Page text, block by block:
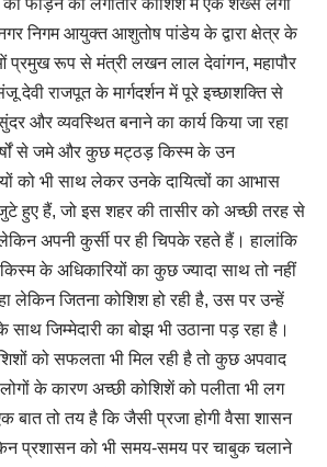
को फोड़ने की लगातार कोशिश में एक शख्स लगा
निगम आयुक्त आशुतोष पांडेय के द्वारा क्षेत्र के
प्रमुख रूप से मंत्री लखन लाल देवांगन, महापौर
देवी राजपूत के मार्गदर्शन में पूरे इच्छाशक्ति से
और व्यवस्थित बनाने का कार्य किया जा रहा
से जमे और कुछ मट्ठड़ किस्म के उन
को भी साथ लेकर उनके दायित्वों का आभास
हुए हैं, जो इस शहर की तासीर को अच्छी तरह से
अपनी कुर्सी पर ही चिपके रहते हैं। हालांकि
किस्म के अधिकारियों का कुछ ज्यादा साथ तो नहीं
लेकिन जितना कोशिश हो रही है, उस पर उन्हें
जिम्मेदारी का बोझ भी उठाना पड़ रहा है।
को सफलता भी मिल रही है तो कुछ अपवाद
के कारण अच्छी कोशिशें को पलीता भी लग
बात तो तय है कि जैसी प्रजा होगी वैसा शासन
प्रशासन को भी समय-समय पर चाबुक चलाने